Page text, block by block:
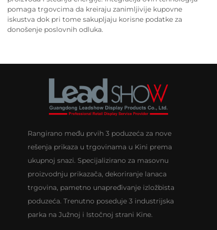
pomaga trgovcima da kreiraju zanimljivije kupovne
iskustva dok pri tome sakupljaju korisne podatke za
donošenje poslovnih odluka.
Rangirano među prvih 3 poduzeća za nove
rešenja prikaza u trgovinama u Kini prema
ukupnoj snazi. Specijalizirano za masovnu
proizvodnju prikazača, dekoriranje lanaca
trgovina, pametno unapređivanje izložbista
poduzeća. Trenutno poseduje 3 industrijska
parka na Južnoj i Istočnoj strani Kine.